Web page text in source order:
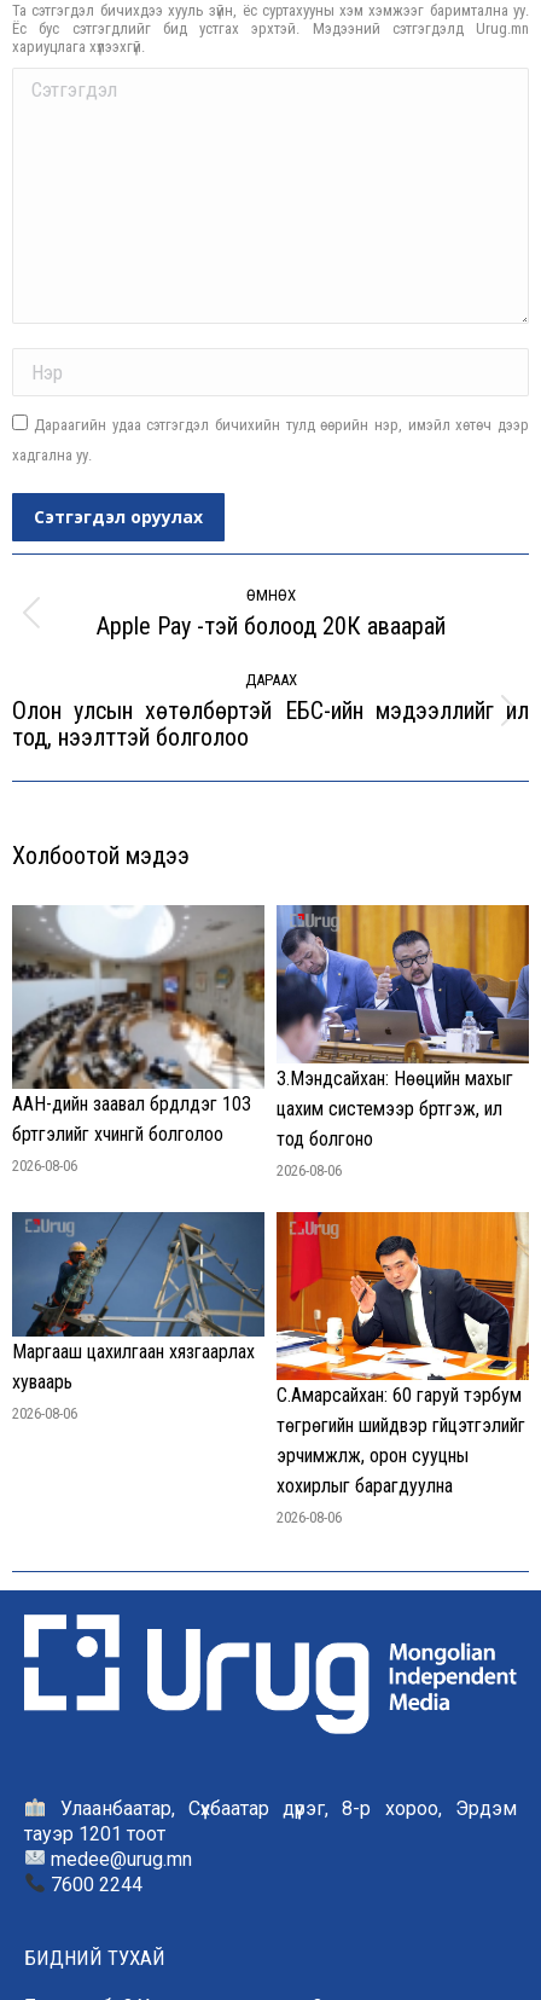
Та сэтгэгдэл бичихдээ хууль зүйн, ёс суртахууны хэм хэмжээг баримтална уу.
Ёс бус сэтгэгдлийг бид устгах эрхтэй. Мэдээний сэтгэгдэлд Urug.mn
хариуцлага хүлээхгүй.
Comment
Дараагийн удаа сэтгэгдэл бичихийн тулд өөрийн нэр, имэйл хөтөч дээр
хадгална уу.
Сэтгэгдэл оруулах
navigation
ӨМНӨХ
Previous
Apple Pay -тэй болоод 20К аваарай
ДАРААХ
Next
Олон улсын хөтөлбөртэй ЕБС-ийн мэдээллийг ил
тод, нээлттэй болголоо
Холбоотой мэдээ
ААН-үүдийн заавал бүрдүүлдэг 103
бүртгэлийг хүчингүй болголоо
2026-08-06
З.Мэндсайхан: Нөөцийн махыг
цахим системээр бүртгэж, ил
тод болгоно
2026-08-06
Маргааш цахилгаан хязгаарлах
хуваарь
2026-08-06
С.Амарсайхан: 60 гаруй тэрбум
төгрөгийн шийдвэр гүйцэтгэлийг
эрчимжүүлж, орон сууцны
хохирлыг барагдуулна
2026-08-06
Улаанбаатар, Сүхбаатар дүүрэг, 8-р хороо, Эрдэм
тауэр 1201 тоот
medee@urug.mn
7600 2244
БИДНИЙ ТУХАЙ